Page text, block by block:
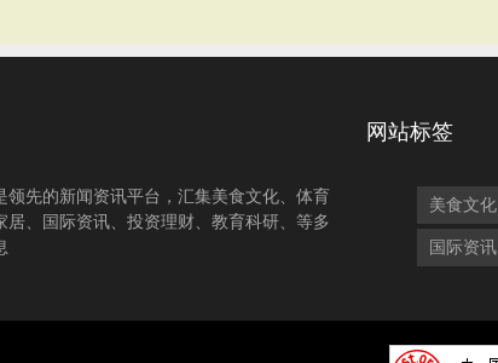
领先的新闻资讯平台，汇集美食文化、体育
居、国际资讯、投资理财、教育科研、等多
网站标签
美食文化
国际资讯